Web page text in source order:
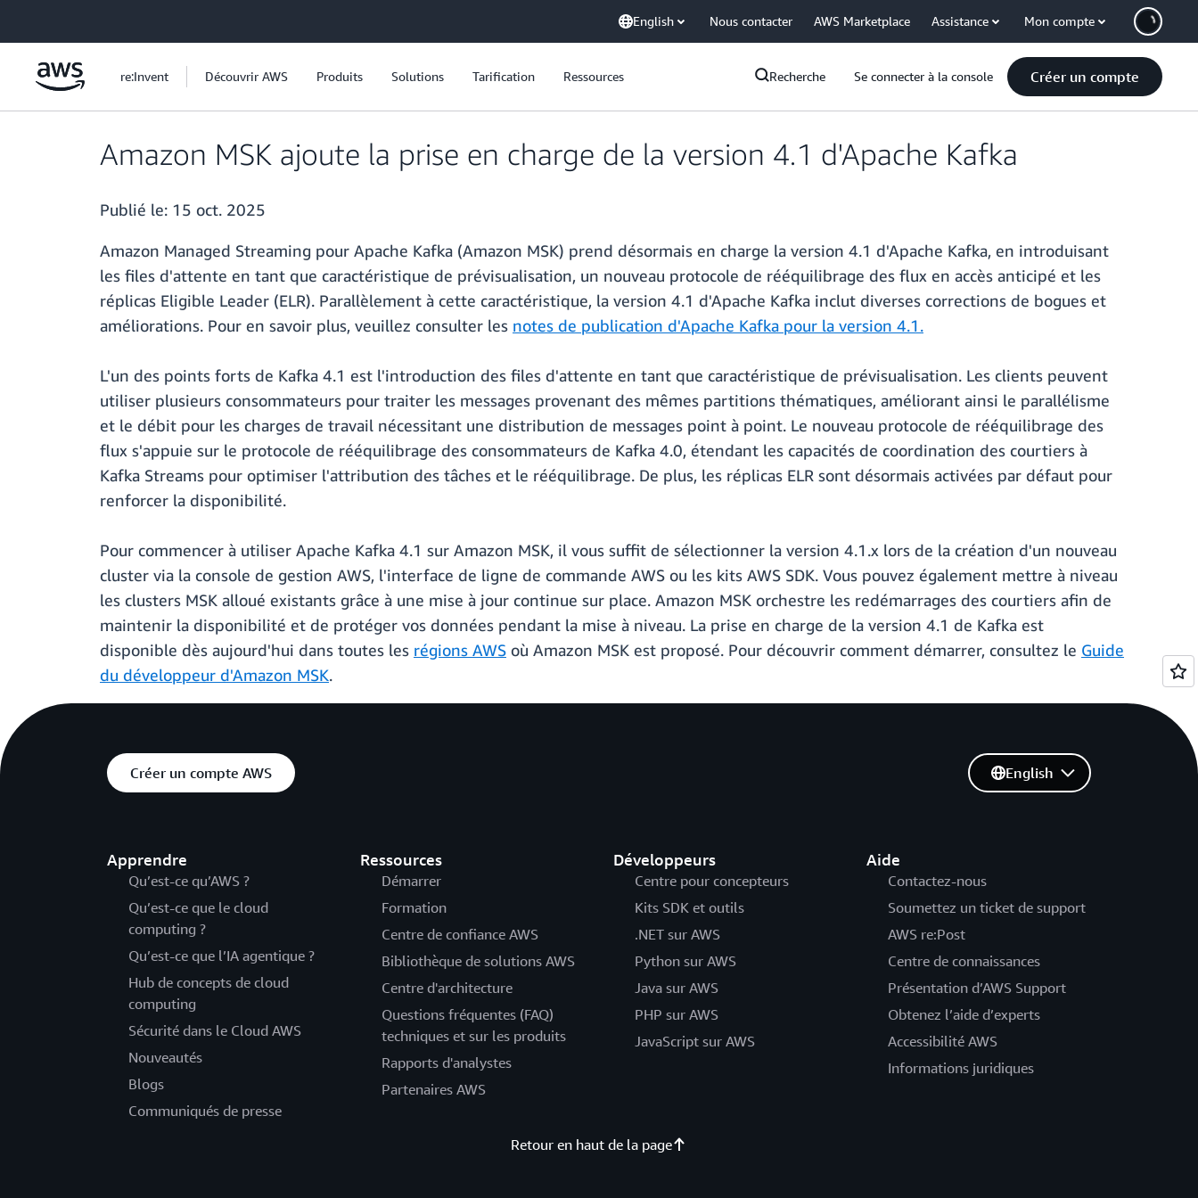
English Nous contacter AWS Marketplace Assistance Mon compte
re:Invent Découvrir AWS Produits Solutions Tarification Ressources Recherche Se connecter à la console Créer un compte
Amazon MSK ajoute la prise en charge de la version 4.1 d'Apache Kafka
Publié le: 15 oct. 2025
Amazon Managed Streaming pour Apache Kafka (Amazon MSK) prend désormais en charge la version 4.1 d'Apache Kafka, en introduisant
les files d'attente en tant que caractéristique de prévisualisation, un nouveau protocole de rééquilibrage des flux en accès anticipé et les
réplicas Eligible Leader (ELR). Parallèlement à cette caractéristique, la version 4.1 d'Apache Kafka inclut diverses corrections de bogues et
améliorations. Pour en savoir plus, veuillez consulter les notes de publication d'Apache Kafka pour la version 4.1.
L'un des points forts de Kafka 4.1 est l'introduction des files d'attente en tant que caractéristique de prévisualisation. Les clients peuvent
utiliser plusieurs consommateurs pour traiter les messages provenant des mêmes partitions thématiques, améliorant ainsi le parallélisme
et le débit pour les charges de travail nécessitant une distribution de messages point à point. Le nouveau protocole de rééquilibrage des
flux s'appuie sur le protocole de rééquilibrage des consommateurs de Kafka 4.0, étendant les capacités de coordination des courtiers à
Kafka Streams pour optimiser l'attribution des tâches et le rééquilibrage. De plus, les réplicas ELR sont désormais activées par défaut pour
renforcer la disponibilité.
Pour commencer à utiliser Apache Kafka 4.1 sur Amazon MSK, il vous suffit de sélectionner la version 4.1.x lors de la création d'un nouveau
cluster via la console de gestion AWS, l'interface de ligne de commande AWS ou les kits AWS SDK. Vous pouvez également mettre à niveau
les clusters MSK alloué existants grâce à une mise à jour continue sur place. Amazon MSK orchestre les redémarrages des courtiers afin de
maintenir la disponibilité et de protéger vos données pendant la mise à niveau. La prise en charge de la version 4.1 de Kafka est
disponible dès aujourd'hui dans toutes les régions AWS où Amazon MSK est proposé. Pour découvrir comment démarrer, consultez le Guide
du développeur d'Amazon MSK.
Créer un compte AWS
Apprendre
Qu’est-ce qu’AWS ?
Qu’est-ce que le cloud
computing ?
Qu’est-ce que l’IA agentique ?
Hub de concepts de cloud
computing
Sécurité dans le Cloud AWS
Nouveautés
Blogs
Communiqués de presse
Ressources
Démarrer
Formation
Centre de confiance AWS
Bibliothèque de solutions AWS
Centre d'architecture
Questions fréquentes (FAQ)
techniques et sur les produits
Rapports d'analystes
Partenaires AWS
Développeurs
Centre pour concepteurs
Kits SDK et outils
.NET sur AWS
Python sur AWS
Java sur AWS
PHP sur AWS
JavaScript sur AWS
Aide
Contactez-nous
Soumettez un ticket de support
AWS re:Post
Centre de connaissances
Présentation d’AWS Support
Obtenez l’aide d’experts
Accessibilité AWS
Informations juridiques
English
Retour en haut de la page